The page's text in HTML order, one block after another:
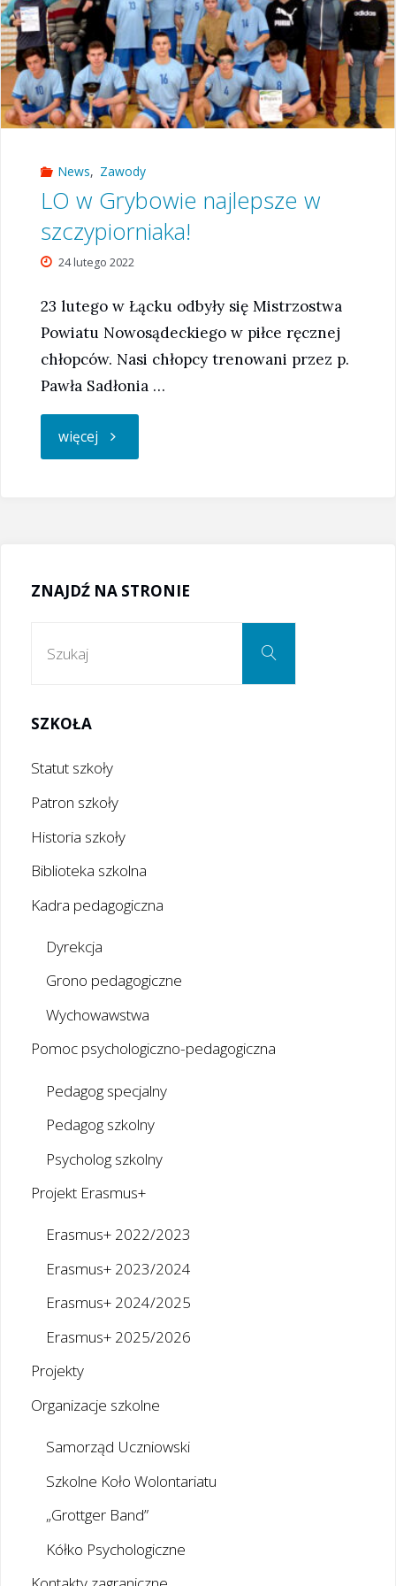
News, Zawody
LO w Grybowie najlepsze w
szczypiorniaka!
24 lutego 2022
23 lutego w Łącku odbyły się Mistrzostwa
Powiatu Nowosądeckiego w piłce ręcznej
chłopców. Nasi chłopcy trenowani przez p.
Pawła Sadłonia …
więcej "LO
ZNAJDŹ NA STRONIE
Szukaj
SZKOŁA
Statut szkoły
Patron szkoły
Historia szkoły
Biblioteka szkolna
Kadra pedagogiczna
Dyrekcja
Grono pedagogiczne
Wychowawstwa
Pomoc psychologiczno-pedagogiczna
Pedagog specjalny
Pedagog szkolny
Psycholog szkolny
Projekt Erasmus+
Erasmus+ 2022/2023
Erasmus+ 2023/2024
Erasmus+ 2024/2025
Erasmus+ 2025/2026
Projekty
Organizacje szkolne
Samorząd Uczniowski
Szkolne Koło Wolontariatu
„Grottger Band”
Kółko Psychologiczne